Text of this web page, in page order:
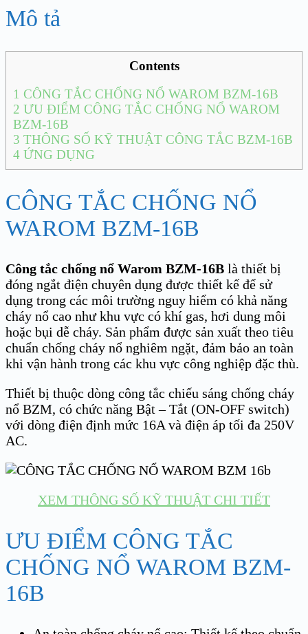
Mô tả
Contents
1 CÔNG TẮC CHỐNG NỔ WAROM BZM-16B
2 ƯU ĐIỂM CÔNG TẮC CHỐNG NỔ WAROM
BZM-16B
3 THÔNG SỐ KỸ THUẬT CÔNG TẮC BZM-16B
4 ỨNG DỤNG
CÔNG TẮC CHỐNG NỔ
WAROM BZM-16B
Công tắc chống nổ Warom BZM-16B là thiết bị
đóng ngắt điện chuyên dụng được thiết kế để sử
dụng trong các môi trường nguy hiểm có khả năng
cháy nổ cao như khu vực có khí gas, hơi dung môi
hoặc bụi dễ cháy. Sản phẩm được sản xuất theo tiêu
chuẩn chống cháy nổ nghiêm ngặt, đảm bảo an toàn
khi vận hành trong các khu vực công nghiệp đặc thù.
Thiết bị thuộc dòng công tắc chiếu sáng chống cháy
nổ BZM, có chức năng Bật – Tắt (ON-OFF switch)
với dòng điện định mức 16A và điện áp tối đa 250V
AC.
XEM THÔNG SỐ KỸ THUẬT CHI TIẾT
ƯU ĐIỂM CÔNG TẮC
CHỐNG NỔ WAROM BZM-
16B